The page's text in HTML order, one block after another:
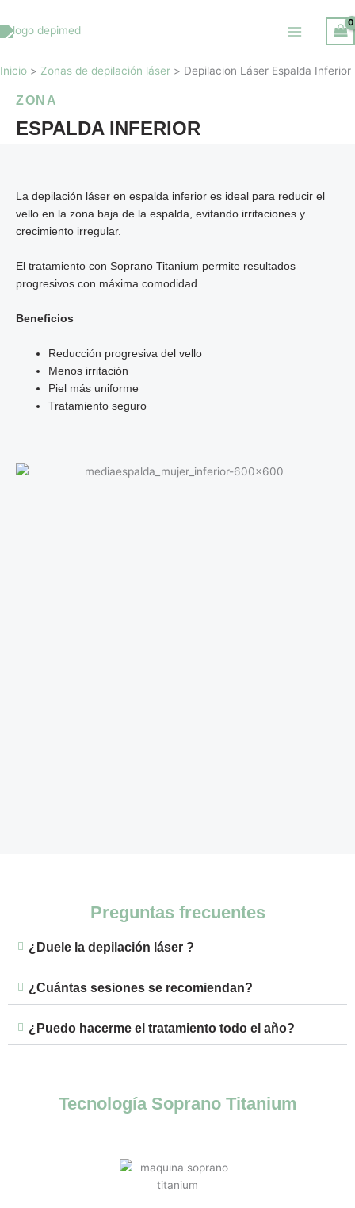
al
Inicio Zonas de depilación láser Depilacion Láser Espalda Inferior
ZONA
ESPALDA INFERIOR
La depilación láser en espalda inferior es ideal para reducir el
vello en la zona baja de la espalda, evitando irritaciones y
crecimiento irregular.
El tratamiento con Soprano Titanium permite resultados
progresivos con máxima comodidad.
Beneficios
Reducción progresiva del vello
Menos irritación
Piel más uniforme
Tratamiento seguro
Preguntas frecuentes
¿Duele la depilación láser ?
¿Cuántas sesiones se recomiendan?
¿Puedo hacerme el tratamiento todo el año?
Tecnología Soprano Titanium​